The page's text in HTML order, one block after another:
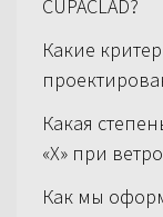
CUPACLAD?
Какие
Какая
«Х» при
Как мы